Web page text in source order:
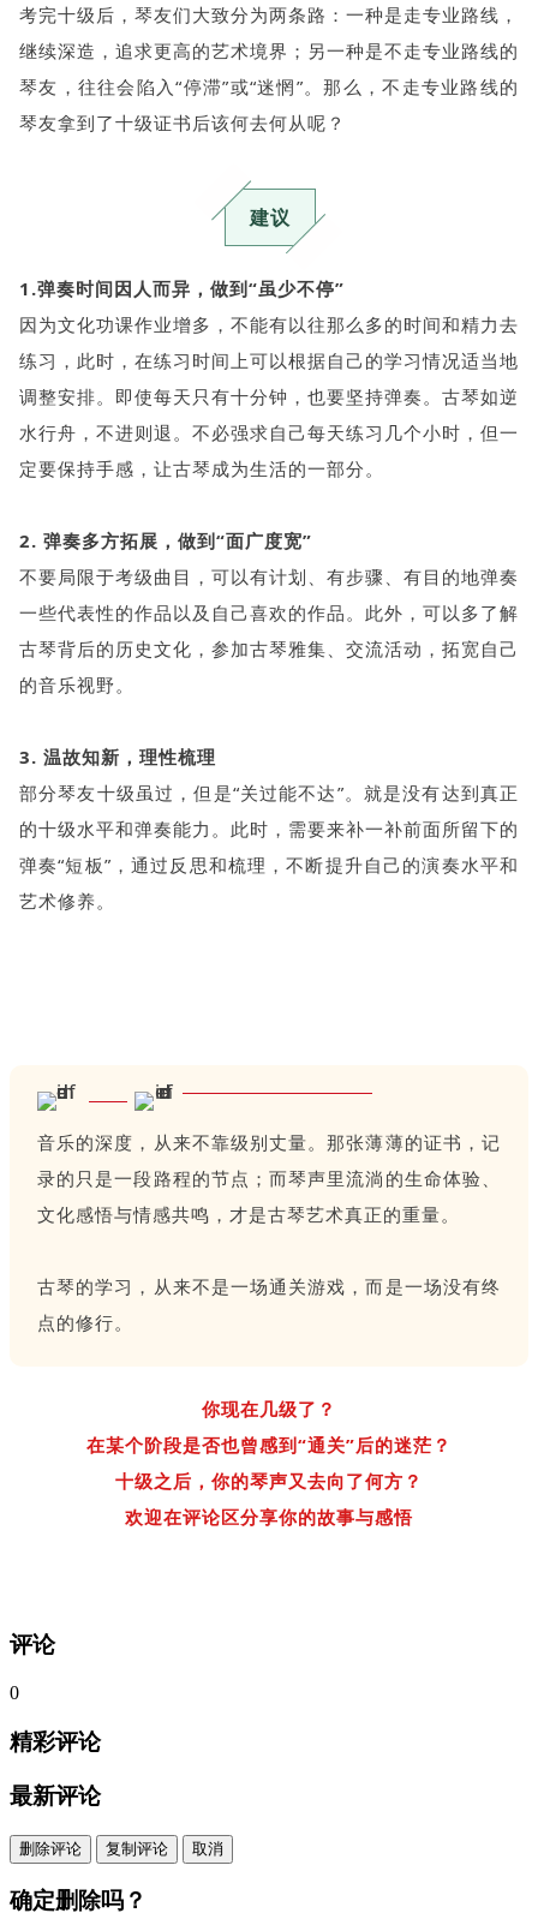
考完十级后，琴友们大致分为两条路：一种是走专业路线，
继续深造，追求更高的艺术境界；另一种是不走专业路线的
琴友，往往会陷入“停滞”或“迷惘”。那么，不走专业路线的
琴友拿到了十级证书后该何去何从呢？
建议
1.弹奏时间因人而异，做到“虽少不停”
因为文化功课作业增多，不能有以往那么多的时间和精力去
练习，此时，在练习时间上可以根据自己的学习情况适当地
调整安排。即使每天只有十分钟，也要坚持弹奏。古琴如逆
水行舟，不进则退。不必强求自己每天练习几个小时，但一
定要保持手感，让古琴成为生活的一部分。
2. 弹奏多方拓展，做到“面广度宽”
不要局限于考级曲目，可以有计划、有步骤、有目的地弹奏
一些代表性的作品以及自己喜欢的作品。此外，可以多了解
古琴背后的历史文化，参加古琴雅集、交流活动，拓宽自己
的音乐视野。
3. 温故知新，理性梳理
部分琴友十级虽过，但是“关过能不达”。就是没有达到真正
的十级水平和弹奏能力。此时，需要来补一补前面所留下的
弹奏“短板”，通过反思和梳理，不断提升自己的演奏水平和
艺术修养。
音乐的深度，从来不靠级别丈量。那张薄薄的证书，记
录的只是一段路程的节点；而琴声里流淌的生命体验、
文化感悟与情感共鸣，才是古琴艺术真正的重量。
古琴的学习，从来不是一场通关游戏，而是一场没有终
点的修行。
你现在几级了？
在某个阶段是否也曾感到“通关”后的迷茫？
十级之后，你的琴声又去向了何方？
欢迎在评论区分享你的故事与感悟
评论
0
精彩评论
最新评论
删除评论 复制评论 取消
确定删除吗？